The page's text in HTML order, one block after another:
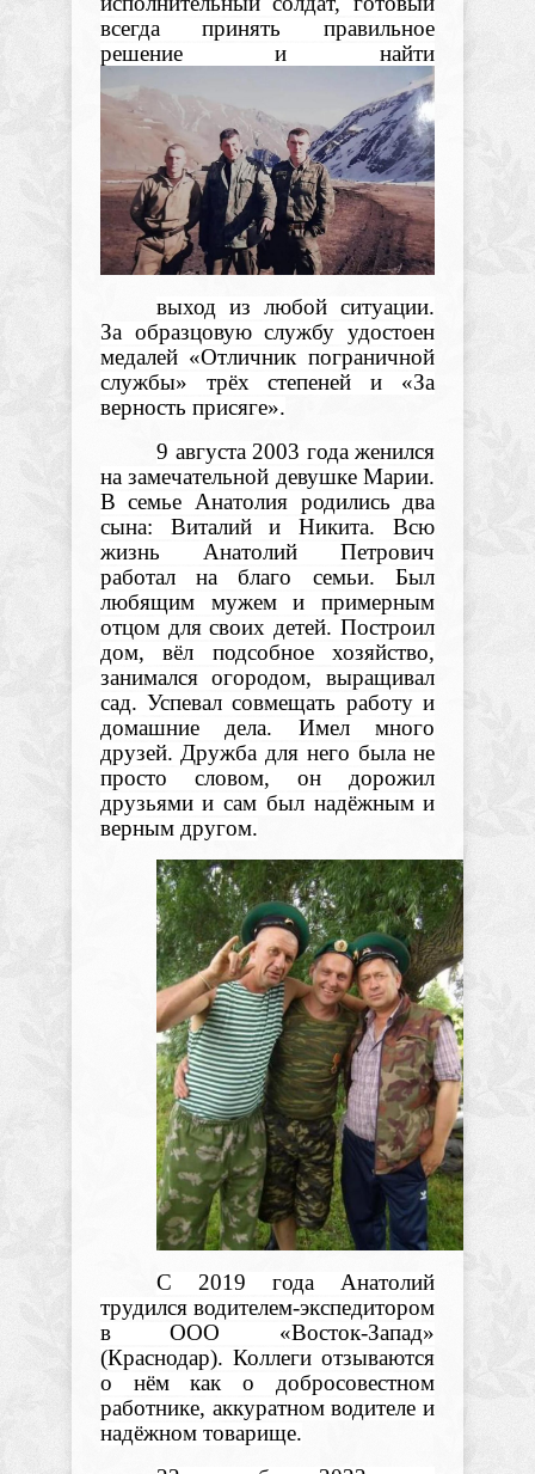
всегда принять правильное
решение и найти
выход из любой ситуации.
За образцовую службу удостоен
медалей «Отличник пограничной
службы» трёх степеней и «За
верность присяге».
9 августа 2003 года женился
на замечательной девушке Марии.
В семье Анатолия родились два
сына: Виталий и Никита. Всю
жизнь Анатолий Петрович
работал на благо семьи. Был
любящим мужем и примерным
отцом для своих детей. Построил
дом, вёл подсобное хозяйство,
занимался огородом, выращивал
сад. Успевал совмещать работу и
домашние дела. Имел много
друзей. Дружба для него была не
просто словом, он дорожил
друзьями и сам был надёжным и
верным другом.
С 2019 года Анатолий
трудился водителем-экспедитором
в ООО «Восток-Запад»
(Краснодар). Коллеги отзываются
о нём как о добросовестном
работнике, аккуратном водителе и
надёжном товарище.